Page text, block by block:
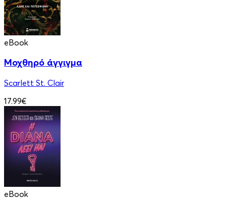
eBook
Μοχθηρό άγγιγμα
Scarlett St. Clair
17.99€
eBook